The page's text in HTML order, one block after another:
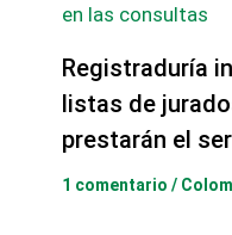
Registraduría
listas de
prestarán el
1 comentario /